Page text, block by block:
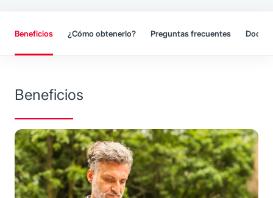
Beneficios ¿Cómo obtenerlo? Preguntas frecuentes
Beneficios